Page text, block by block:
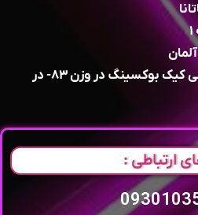
مدال طلا مسابقات آسیایی کیک بوکسینگ در وزن ۸۳- در
ارتباطی :